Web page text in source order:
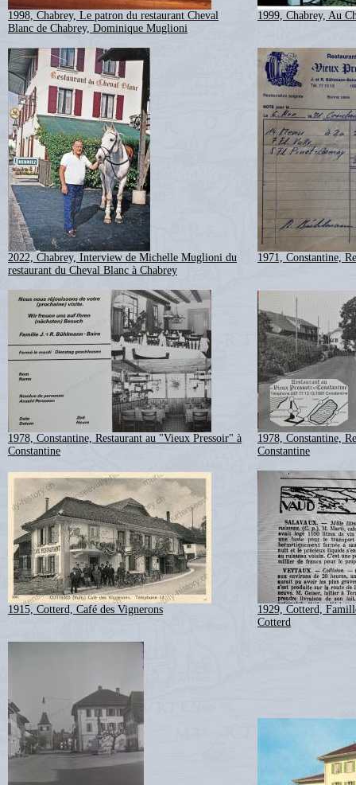
1998, Chabrey, Le patron du restaurant Cheval
Blanc de Chabrey, Dominique Muglioni
1999, Chabrey, Au
2022, Chabrey, Interview de Michelle Muglioni du
restaurant du Cheval Blanc à Chabrey
1971, Constantine,
1978, Constantine, Restaurant au "Vieux Pressoir" à
Constantine
1978, Constantine,
Constantine
1915, Cotterd, Café des Vignerons
1929, Cotterd,
Cotterd